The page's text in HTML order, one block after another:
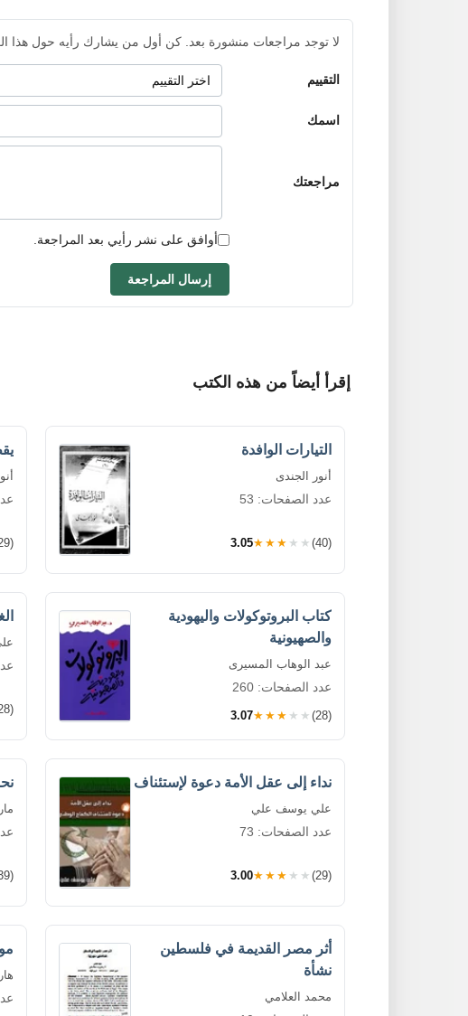
لا توجد مراجعات منشورة بعد. كن أول من يشارك رأيه حول هذا
التقييم
اسمك
مراجعتك
أوافق على نشر رأيي بعد المراجعة.
إرسال المراجعة
إقرأ أيضاً من هذه الكتب
التيارات الوافدة
أنور الجندى
عدد الصفحات: 53
3.05★★★★★ (40)
كتاب البروتوكولات واليهودية
والصهيونية
عبد الوهاب المسيرى
عدد الصفحات: 260
3.07★★★★★ (28)
نداء إلى عقل الأمة دعوة لإستئناف
علي يوسف علي
عدد الصفحات: 73
3.00★★★★★ (29)
أثر مصر القديمة في فلسطين
نشأة
محمد العلامي